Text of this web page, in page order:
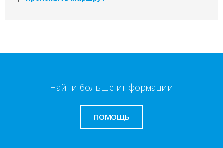
Найти больше информации
ПОМОЩЬ